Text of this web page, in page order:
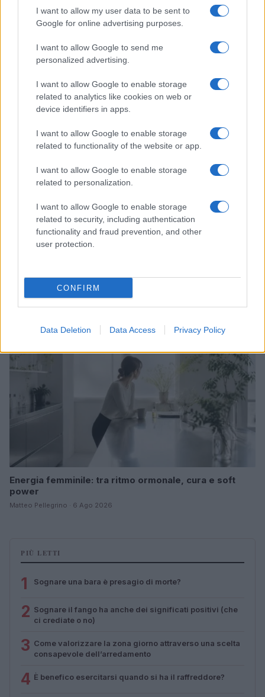
I want to allow my user data to be sent to
Google for online advertising purposes.
I want to allow Google to send me
personalized advertising.
I want to allow Google to enable storage
related to analytics like cookies on web or
device identifiers in apps.
I want to allow Google to enable storage
related to functionality of the website or app.
I want to allow Google to enable storage
related to personalization.
I want to allow Google to enable storage
related to security, including authentication
functionality and fraud prevention, and other
user protection.
CONFIRM
Data Deletion Data Access Privacy Policy
Come indossare le infradito animalier con stile:
consigli e abbinamenti
BELLEZZA
consigli di Niky Epi di Aldo Coppola
Cristian Castiglioni · 6 Ago 2026
Energia femminile: tra ritmo ormonale, cura e soft
power
Matteo Pellegrino · 6 Ago 2026
PIÙ LETTI
1 Sognare una bara è presagio di morte?
2 Sognare il fango ha anche dei significati positivi (che
ci crediate o no)
3 Come valorizzare la zona giorno attraverso una scelta
consapevole dell’arredamento
4 È benefico esercitarsi quando si ha il raffreddore?